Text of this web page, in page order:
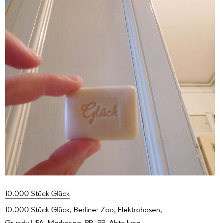
10.000 Stück Glück
10.000 Stück Glück, Berliner Zoo, Elektrohasen,